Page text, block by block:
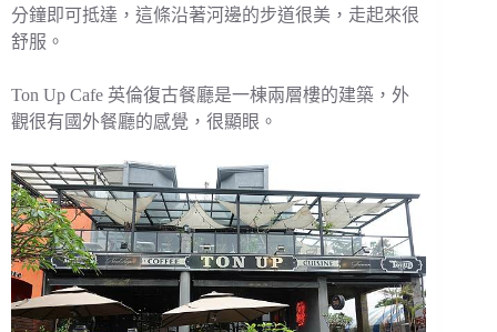
分鐘即可抵達，這條沿著河邊的步道很美，走起來很
舒服。
Ton Up Cafe 英倫復古餐廳是一棟兩層樓的建築，外
觀很有國外餐廳的感覺，很顯眼。